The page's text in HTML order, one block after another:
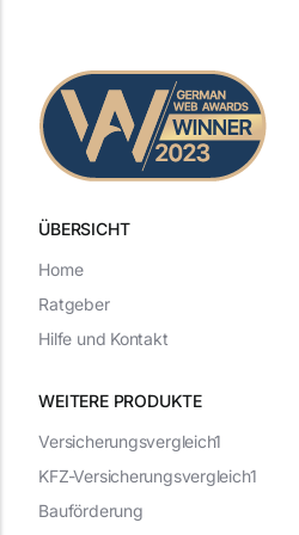
ÜBERSICHT
WEITERE PRODUKTE
Versicherungsvergleich1
KFZ-Versicherungsvergleich1
Bauförderung
Home
Ratgeber
Hilfe und Kontakt